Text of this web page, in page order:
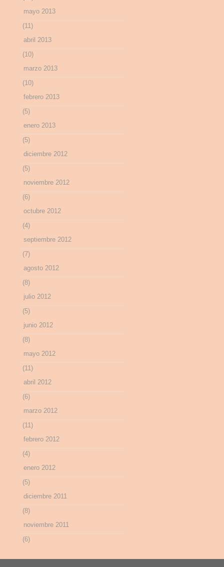
mayo 2013
(11)
abril 2013
(10)
marzo 2013
(10)
febrero 2013
(5)
enero 2013
(5)
diciembre 2012
(5)
noviembre 2012
(6)
octubre 2012
(4)
septiembre 2012
(7)
agosto 2012
(8)
julio 2012
(5)
junio 2012
(8)
mayo 2012
(11)
abril 2012
(6)
marzo 2012
(11)
febrero 2012
(4)
enero 2012
(5)
diciembre 2011
(8)
noviembre 2011
(6)